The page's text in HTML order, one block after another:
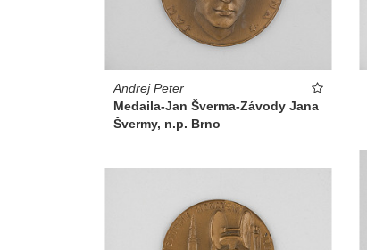
Andrej Peter
Medaila-Jan Šverma-Závody Jana
Švermy, n.p. Brno